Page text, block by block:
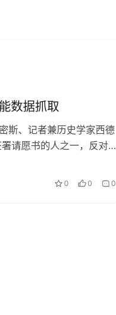
数据抓取
斯、记者兼历史学家西德
请愿书的人之一，反对
0 0 0